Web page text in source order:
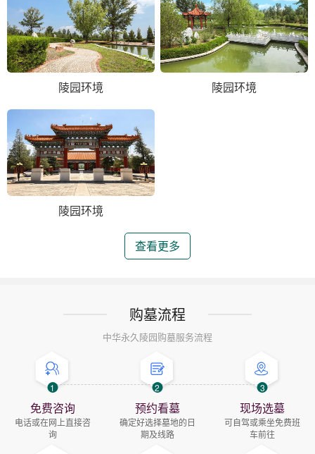
陵园环境 陵园环境
陵园环境
查看更多
购墓流程
中华永久陵园购墓服务流程
1
免费咨询
电话或在网上直接咨
询
2
预约看墓
确定好选择墓地的日
期及线路
3
现场选墓
可自驾或乘坐免费班
车前往